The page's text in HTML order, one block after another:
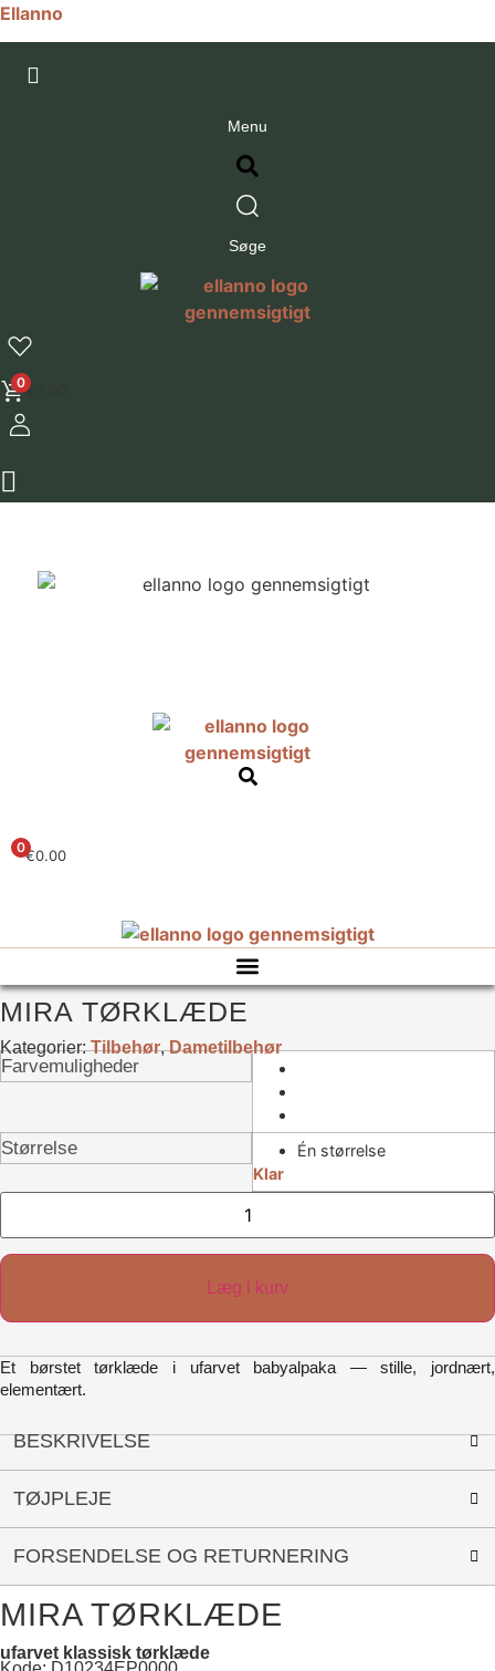
Ellanno
Menu
Søge
0€
0€0.00
MIRA TØRKLÆDE
Kategorier:Tilbehør,Dametilbehør
Farvemuligheder
Størrelse
Én størrelse
Klar
Mira
antal
Læg i kurv
Et børstet tørklæde i ufarvet babyalpaka — stille, jordnært,
elementært.
BESKRIVELSE
TØJPLEJE
FORSENDELSE OG RETURNERING
MIRA TØRKLÆDE
ufarvet klassisk tørklæde